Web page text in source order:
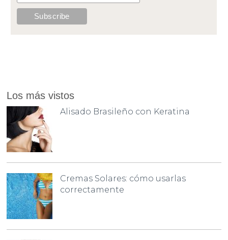
Los más vistos
Alisado Brasileño con Keratina
Cremas Solares: cómo usarlas
correctamente